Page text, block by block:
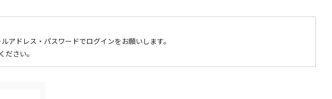
ドレス・パスワードでログインをお願いします。
ださい。